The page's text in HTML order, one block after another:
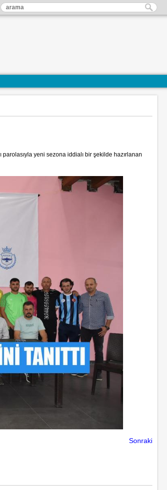
yeni sezona iddialı bir şekilde hazırlanan
Sonraki